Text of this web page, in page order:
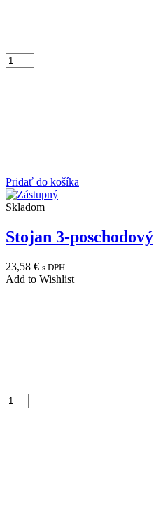
Pridať do košíka
Skladom
Stojan 3-poschodový
23,58 € s DPH
Add to Wishlist